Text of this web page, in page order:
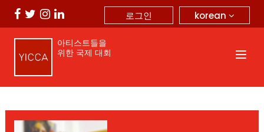
korean
로그인
아티스트들을
위한 국제 대회